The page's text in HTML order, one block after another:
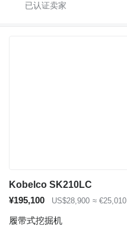
Kobelco SK210LC
¥195,100
US$28,900 ≈ €25,010
履带式挖掘机